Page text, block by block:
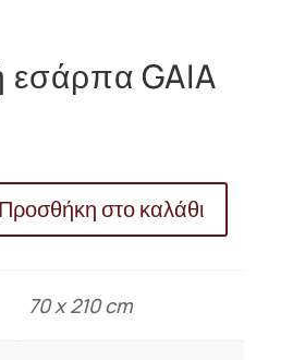
εσάρπα GAIA
Προσθήκη στο καλάθι
70 x 210 cm